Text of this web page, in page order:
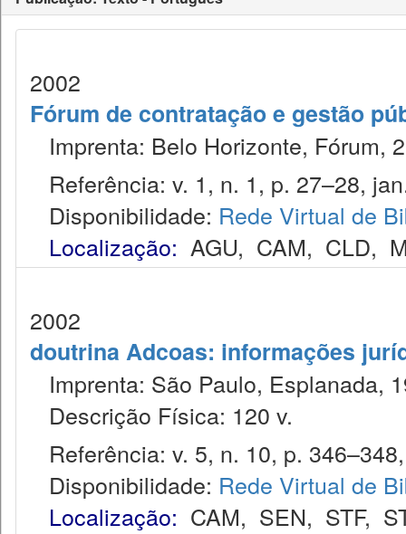
2002
Fórum de contratação e gestão
Imprenta: Belo Horizonte, Fórum,
Referência: v. 1, n. 1, p. 27–28,
Disponibilidade: Rede Virtual de
Localização: AGU, CAM, CLD,
2002
doutrina Adcoas: informações
Imprenta: São Paulo, Esplanada,
Descrição Física: 120 v.
Referência: v. 5, n. 10, p.
Disponibilidade: Rede Virtual de
Localização: CAM, SEN, STF,